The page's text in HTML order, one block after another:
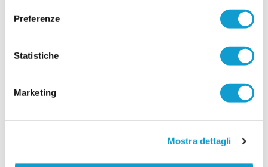
Preferenze
Statistiche
Marketing
Mostra dettagli
regionali....leggi
Vai all'edizione provinciale